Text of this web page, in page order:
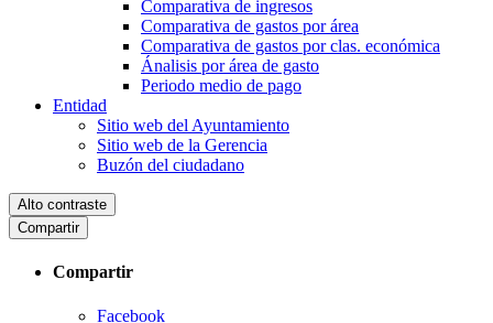
Comparativa de ingresos
Comparativa de gastos por área
Comparativa de gastos por clas. económica
Ánalisis por área de gasto
Periodo medio de pago
Entidad
Sitio web del Ayuntamiento
Sitio web de la Gerencia
Buzón del ciudadano
Alto contraste
Compartir
Compartir
Facebook